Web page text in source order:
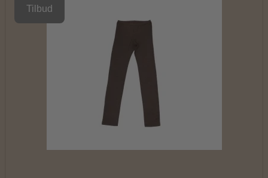
Tilbud